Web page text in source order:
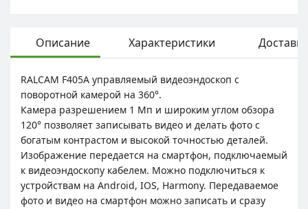
Описание Характеристики Доставка
RALCAM F405А управляемый видеоэндоскоп с
поворотной камерой на 360°.
Камера разрешением 1 Мп и широким углом обзора
120° позволяет записывать видео и делать фото с
богатым контрастом и высокой точностью деталей.
Изображение передается на смартфон, подключаемый
к видеоэндоскопу кабелем. Можно подключиться к
устройствам на Android, IOS, Harmony. Передаваемое
фото и видео на смартфон можно записать и сразу